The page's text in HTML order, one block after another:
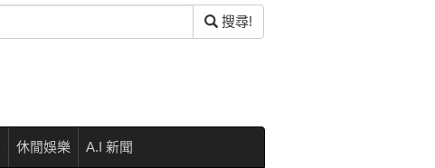
搜尋!
休閒娛樂 A.I 新聞